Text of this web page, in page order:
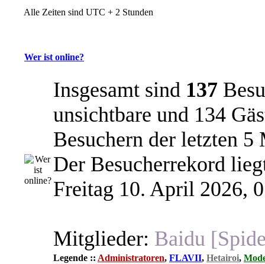
Alle Zeiten sind UTC + 2 Stunden
Wer ist online?
Insgesamt sind 137
unsichtbare und 134
Besuchern der letzten 5
Der Besucherrekord
Freitag 10. April 2026,
Mitglieder: Baidu
Legende :: Administratoren, FLAVII, Hetairoi,